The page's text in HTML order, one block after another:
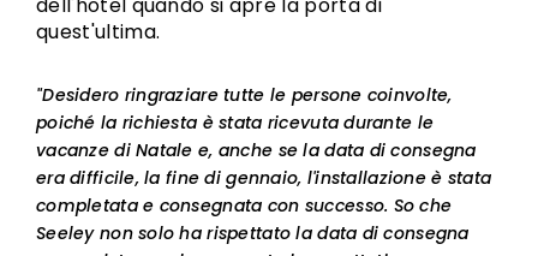
quest'ultima.
"Desidero ringraziare tutte le persone coinvolte,
poiché la richiesta è stata ricevuta durante le
vacanze di Natale e, anche se la data di consegna
era difficile, la fine di gennaio, l'installazione è stata
completata e consegnata con successo. So che
Seeley non solo ha rispettato la data di consegna